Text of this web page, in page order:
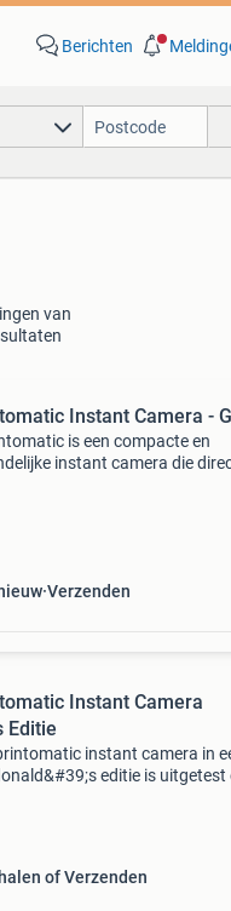
Berichten
van
Instant Camera -
is een compacte en
instant camera die
Verzenden
Instant Camera
Editie
instant camera in
editie is uitgetest
of Verzenden